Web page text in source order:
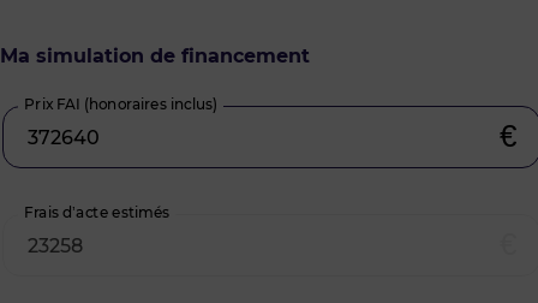
Ma simulation de financement
Prix FAI (honoraires inclus)
€
Frais d’acte estimés